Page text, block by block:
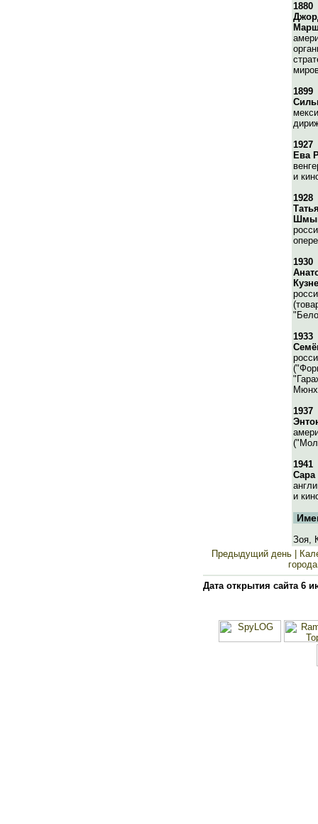
1880
1899
1927
Ева
и
1928
1930
1933
1937
1941
Сара
и
Зоя,
Предыдущий день
|
Дата открытия сайта 6